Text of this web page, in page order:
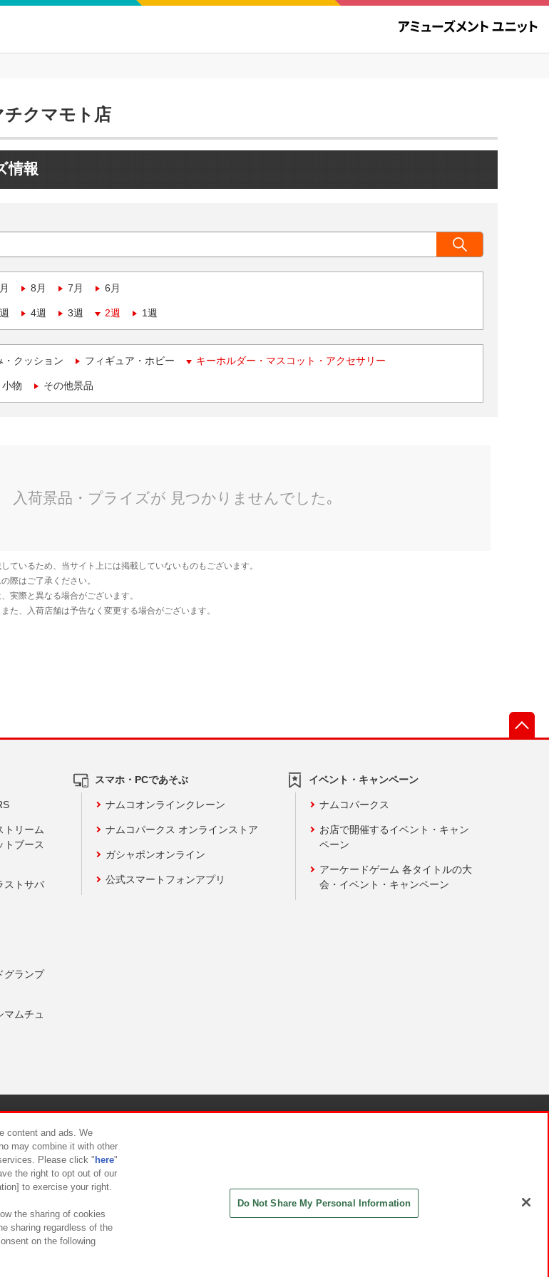
クマモト店
情報
8月 7月 6月
4週 3週 2週 1週
・クッション フィギュア・ホビー キーホルダー・マスコット・アクセサリー
物 その他景品
トリーム
トブース
ストサバ
グランプ
ムチュ
スマホ・PCであそぶ
ナムコオンラインクレーン
ナムコパークス オンラインストア
ガシャポンオンライン
公式スマートフォンアプリ
イベント・キャンペーン
ナムコパークス
お店で開催するイベント・キャン
ペーン
アーケードゲーム 各タイトルの大
会・イベント・キャンペーン
マーハラスメント対応方針
content and ads. We
may combine it with other
Please click " here"
the right to opt out of our
to exercise your right.
the sharing of cookies
sharing regardless of the
on the following
Do Not Share My Personal Information